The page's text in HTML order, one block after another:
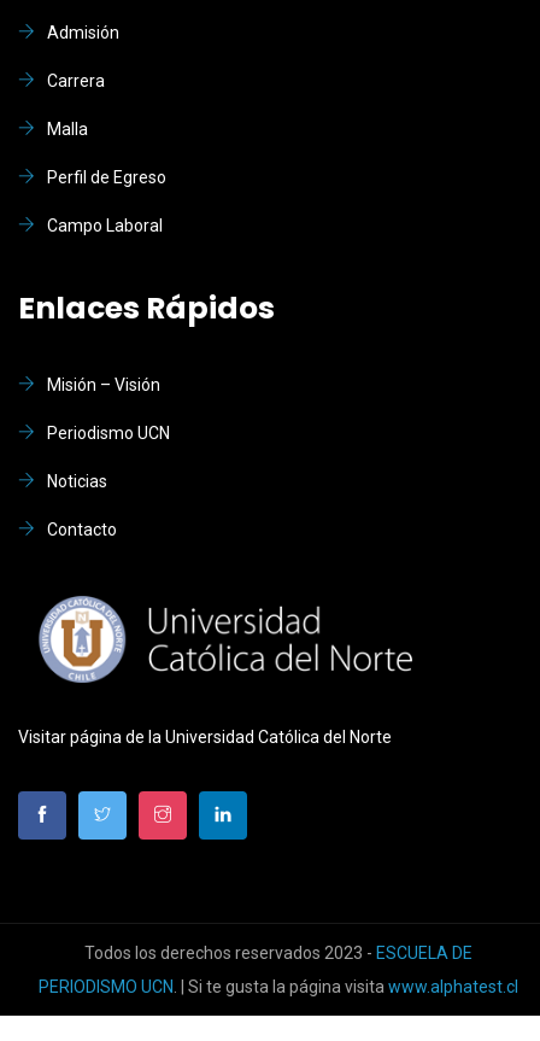
Admisión
Carrera
Malla
Perfil de Egreso
Campo Laboral
Enlaces Rápidos
Misión – Visión
Periodismo UCN
Noticias
Contacto
Visitar página de la Universidad Católica del Norte
Todos los derechos reservados 2023 - ESCUELA DE
PERIODISMO UCN
. | Si te gusta la página visita www.alphatest.cl